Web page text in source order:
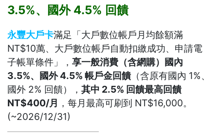
3.5%、國外 4.5% 回饋
永豐大戶卡滿足「大戶數位帳戶月均餘額滿
NT$10萬、大戶數位帳戶自動扣繳成功、申請電
子帳單條件」， 享一般消費（含網購）國內
3.5%、國外 4.5% 帳戶金回饋（含原有國內 1%、
國外 2% 回饋）， 其中 2.5% 回饋最高回饋
NT$400/月 ，每月最高可刷到 NT$16,000。
(~2026/12/31)